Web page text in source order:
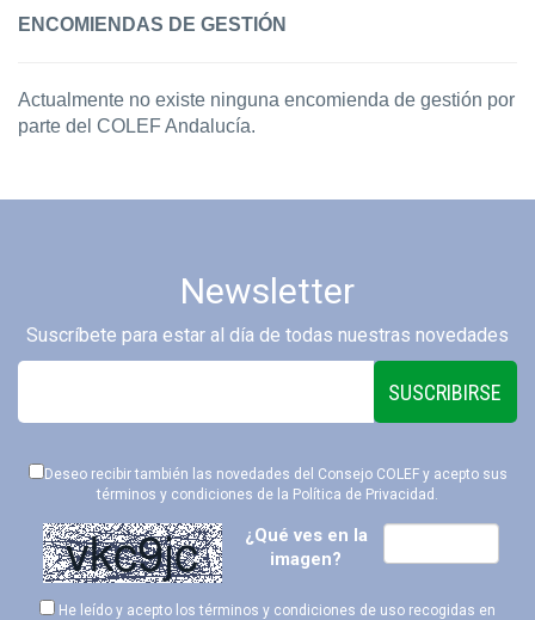
ENCOMIENDAS DE GESTIÓN
Actualmente no existe ninguna encomienda de gestión por
parte del COLEF Andalucía.
Newsletter
Suscríbete para estar al día de todas nuestras novedades
SUSCRIBIRSE
Deseo recibir también las novedades del Consejo COLEF y acepto sus
términos y condiciones de la Política de Privacidad .
¿Qué ves en la
imagen?
He leído y acepto los términos y condiciones de uso recogidas en